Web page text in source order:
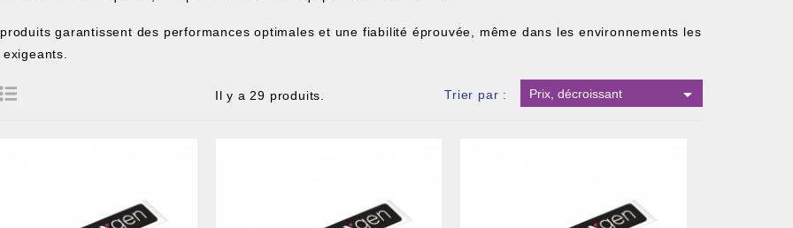
garantissent des performances optimales et une fiabilité éprouvée, même dans les environnements les
Il y a 29 produits. Trier par : Prix, décroissant 